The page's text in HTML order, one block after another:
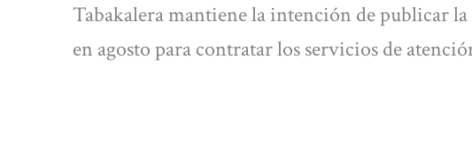
Tabakalera mantiene la intención de publicar la
en agosto para contratar los servicios de